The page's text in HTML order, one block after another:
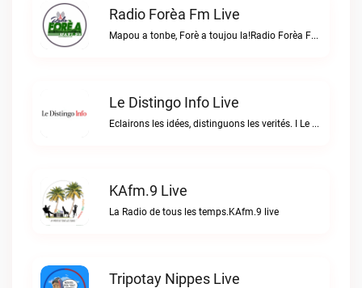
Radio Forèa Fm Live
Mapou a tonbe, Forè a toujou la!Radio Forèa Fm live
Le Distingo Info Live
Eclairons les idées, distinguons les verités. I Le repère des infos sûres.Le Distingo Info live
KAfm.9 Live
La Radio de tous les temps.KAfm.9 live
Tripotay Nippes Live